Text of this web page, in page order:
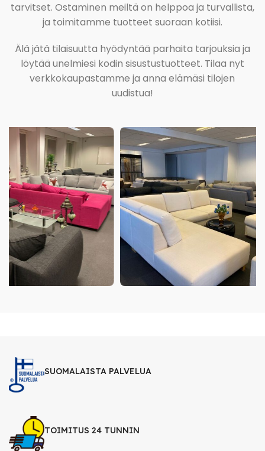
tarvitset. Ostaminen meiltä on helppoa ja turvallista,
ja toimitamme tuotteet suoraan kotiisi.
Älä jätä tilaisuutta hyödyntää parhaita tarjouksia ja
löytää unelmiesi kodin sisustustuotteet. Tilaa nyt
verkkokaupastamme ja anna elämäsi tilojen
uudistua!
SUOMALAISTA PALVELUA
TOIMITUS 24 TUNNIN